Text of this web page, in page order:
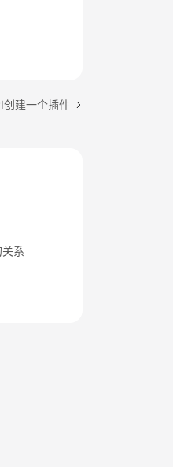
创建一个插件
系